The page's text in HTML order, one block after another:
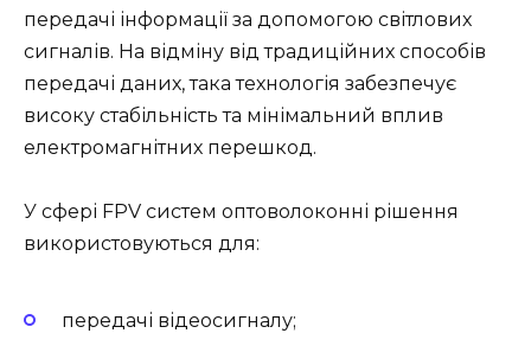
передачі інформації за допомогою світлових
сигналів. На відміну від традиційних способів
передачі даних, така технологія забезпечує
високу стабільність та мінімальний вплив
електромагнітних перешкод.
У сфері FPV систем оптоволоконні рішення
використовуються для:
передачі відеосигналу;